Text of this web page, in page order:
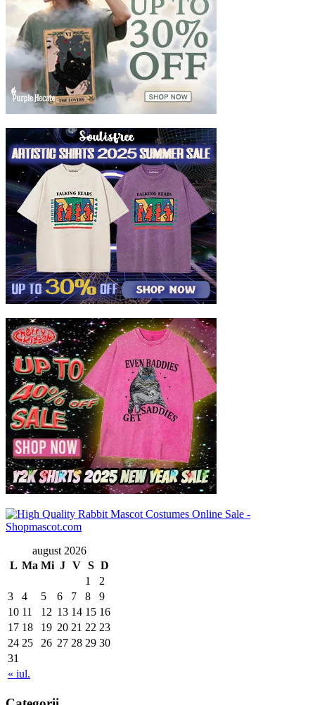
august 2026
L Ma Mi J V S D
« iul.
1
2
3
4 5 6 7 8
9
10 11 12 13 14 15 16
17 18 19 20 21 22 23
24 25 26 27 28 29 30
31